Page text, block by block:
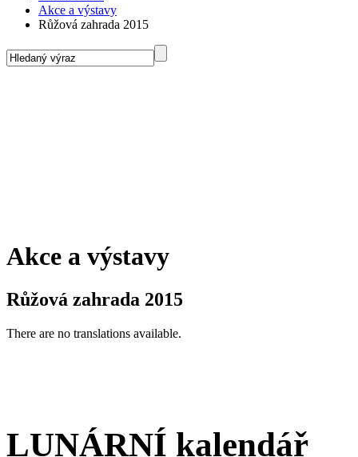
Akce a výstavy
Růžová zahrada 2015
Akce a výstavy
Růžová zahrada 2015
There are no translations available.
LUNÁRNÍ kalendář